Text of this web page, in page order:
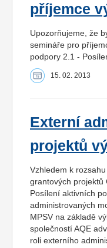
příjemce
Upozorňujeme, že
semináře pro
podpory 2.1 -
15. 02. 2013
Externí
projektů
Vzhledem k
grantových projektů
Posílení aktivních
administrovaných
MPSV na základě
společností AQE
roli externího